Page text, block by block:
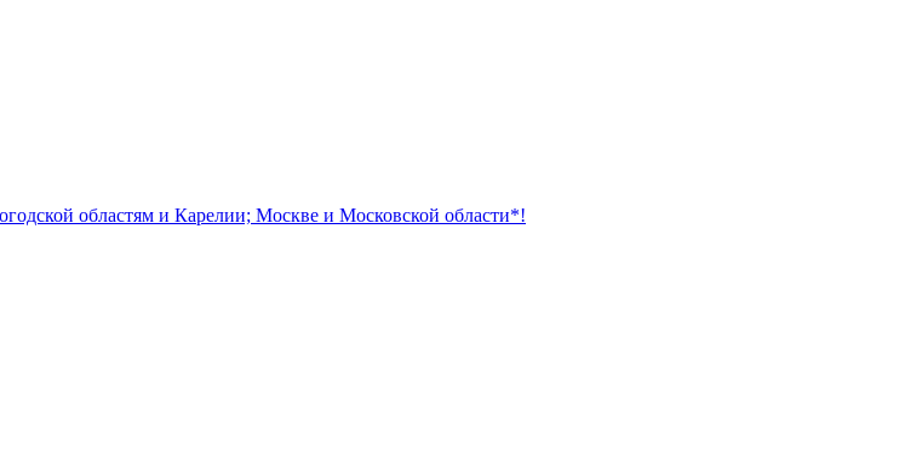
областям и Карелии; Москве и Московской области*!